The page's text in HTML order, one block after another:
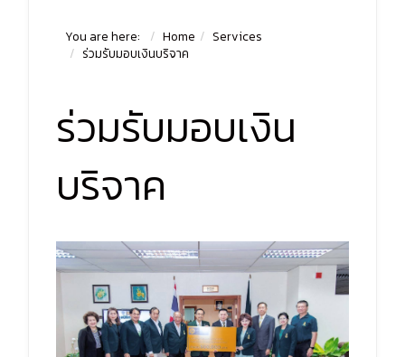
You are here: Home
Services
ร่วมรับมอบเงินบริจาค
ร่วมรับมอบเงิน
บริจาค